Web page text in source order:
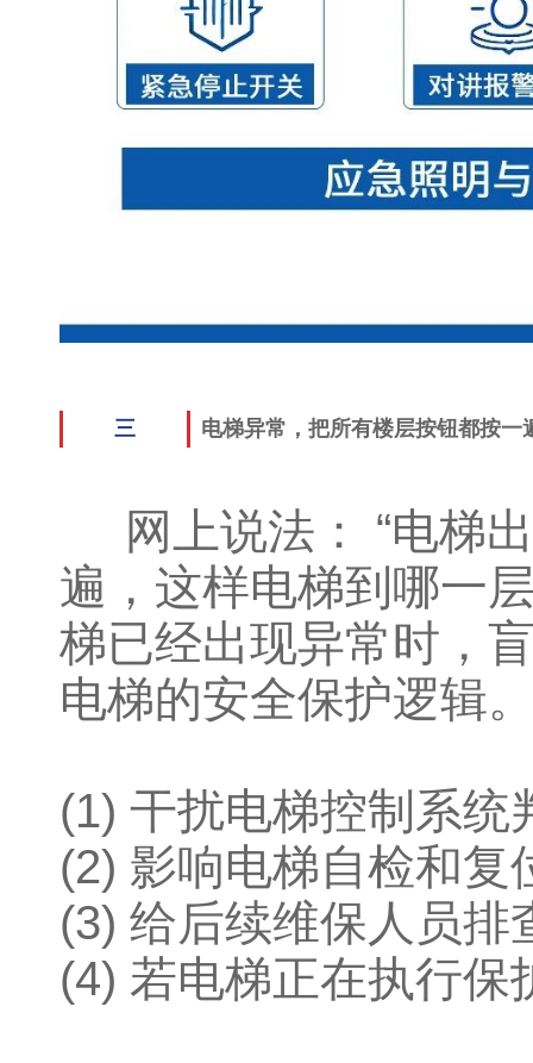
三 电梯异常，把所有楼层按钮都按一
网上说法： “电梯
遍，这样电梯到哪一
梯已经出现异常时，
电梯的安全保护逻辑
(1) 干扰电梯控制系统
(2) 影响电梯自检和复
(3) 给后续维保人员排
(4) 若电梯正在执行